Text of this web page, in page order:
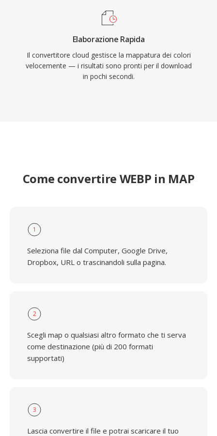
Elaborazione Rapida
Il convertitore cloud gestisce la mappatura dei colori
velocemente — i risultati sono pronti per il download
in pochi secondi.
Come convertire WEBP in MAP
1
Seleziona file dal Computer, Google Drive,
Dropbox, URL o trascinandoli sulla pagina.
2
Scegli map o qualsiasi altro formato che ti serva
come destinazione (più di 200 formati
supportati)
3
Lascia convertire il file e potrai scaricare il tuo